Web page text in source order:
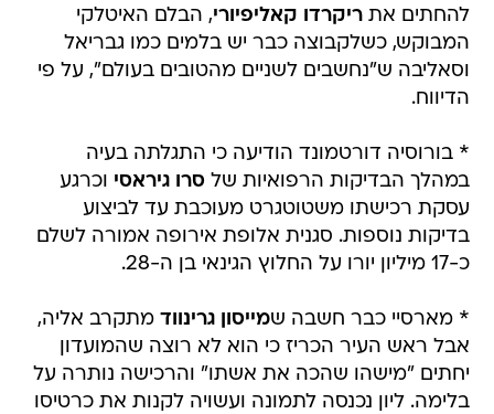
להחתים אתריקרדו קאליפיורי, הבלם האיטלקי
המבוקש, כשלקבוצה כבר יש בלמים כמו גבריאל
וסאליבה ש"נחשבים לשניים מהטובים בעולם", על פי
הדיווח.
* בורוסיה דורטמונד הודיעה כי התגלתה בעיה
במהלך הבדיקות הרפואיות שלסרו גיראסי וכרגע
עסקת רכישתו משטוטגרט מעוכבת עד לביצוע
בדיקות נוספות. סגנית אלופת אירופה אמורה לשלם
כ-17 מיליון יורו על החלוץ הגינאי בן ה-28.
* מארסיי כבר חשבה שמייסון גרינווד מתקרב אליה,
אבל ראש העיר הכריז כי הוא לא רוצה שהמועדון
יחתים "מישהו שהכה את אשתו" והרכישה נותרה על
בלימה. ליון נכנסה לתמונה ועשויה לקנות את כרטיסו